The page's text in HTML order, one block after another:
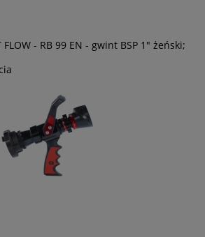
FLOW - RB 99 EN - gwint BSP 1" żeński;